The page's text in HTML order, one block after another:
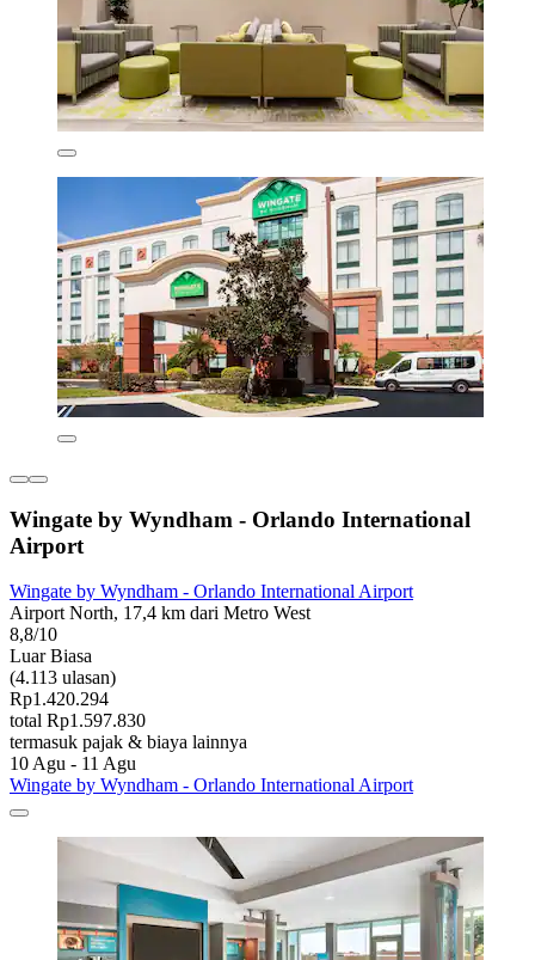
Wingate by Wyndham - Orlando International
Airport
Wingate by Wyndham - Orlando International Airport
Airport North, 17,4 km dari Metro West
8,8/10
Luar Biasa
(4.113 ulasan)
Rp1.420.294
total Rp1.597.830
termasuk pajak & biaya lainnya
10 Agu - 11 Agu
Wingate by Wyndham - Orlando International Airport